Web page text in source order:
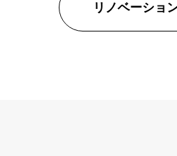
リノベーショ